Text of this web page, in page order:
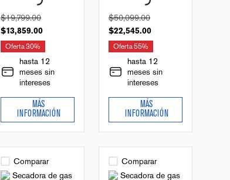
$19,799.00
$13,859.00
Oferta30%
hasta 12
meses sin
intereses
MÁS
INFORMACIÓN
$50,099.00
$22,545.00
Oferta55%
hasta 12
meses sin
intereses
MÁS
INFORMACIÓN
Comparar Comparar